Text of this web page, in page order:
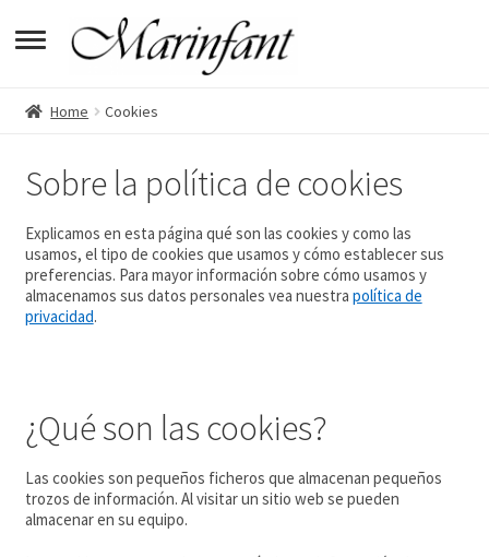
Home Cookies
Sobre la política de cookies
Explicamos en esta página qué son las cookies y como las
usamos, el tipo de cookies que usamos y cómo establecer sus
preferencias. Para mayor información sobre cómo usamos y
almacenamos sus datos personales vea nuestra política de
privacidad.
¿Qué son las cookies?
Las cookies son pequeños ficheros que almacenan pequeños
trozos de información. Al visitar un sitio web se pueden
almacenar en su equipo.